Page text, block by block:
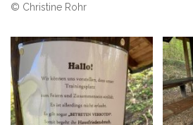
© Christine Rohr